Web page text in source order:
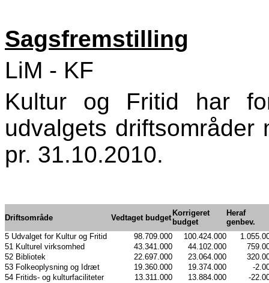
Sagsfremstilling
LiM - KF
Kultur og Fritid har
udvalgets driftsområder
pr. 31.10.2010.
Driftsområde Vedtaget budget
Korrigeret
budget
Heraf
genbev.
5 Udvalget for Kultur og Fritid
98.709.000 100.424.000
51 Kulturel virksomhed
43.341.000 44.102.000
52 Bibliotek
22.697.000 23.064.000
53 Folkeoplysning og Idræt
19.360.000 19.374.000
-
54 Fritids- og kulturfaciliteter
13.311.000 13.884.000 -